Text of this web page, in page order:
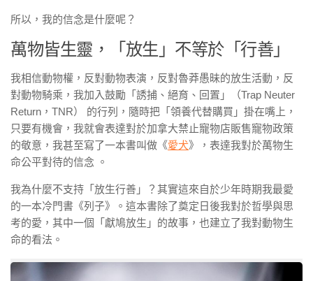
所以，我的信念是什麼呢？
萬物皆生靈，「放生」不等於「行善」
我相信動物權，反對動物表演，反對魯莽愚昧的放生活動，反
對動物騎乘，我加入鼓勵「誘捕、絕育、回置」（Trap Neuter
Return，TNR） 的行列，隨時把「領養代替購買」掛在嘴上，
只要有機會，我就會表達對於加拿大禁止寵物店販售寵物政策
的敬意，我甚至寫了一本書叫做《愛犬》，表達我對於萬物生
命公平對待的信念 。
我為什麼不支持「放生行善」？其實這來自於少年時期我最愛
的一本冷門書《列子》。這本書除了奠定日後我對於哲學與思
考的愛，其中一個「獻鳩放生」的故事，也建立了我對動物生
命的看法。